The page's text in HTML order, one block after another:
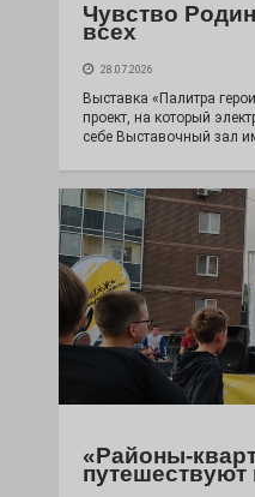
Чувство
всех
28.07.2026
Выставка «Палитра
проект, на который
себе Выставочный зал
«Районы-
путешествуют